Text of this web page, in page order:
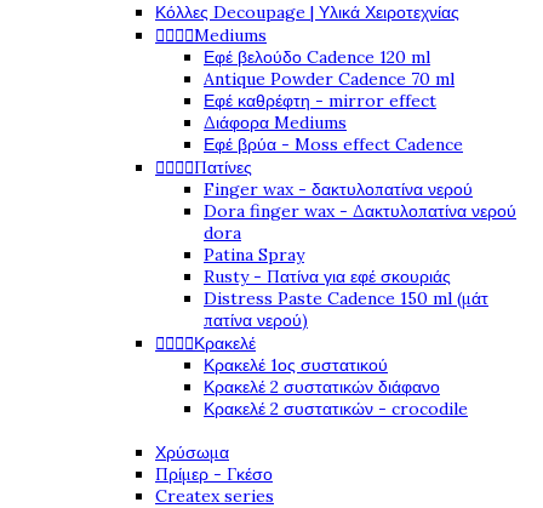
Κόλλες Decoupage | Υλικά Χειροτεχνίας
Mediums
Εφέ βελούδο Cadence 120 ml
Antique Powder Cadence 70 ml
Εφέ καθρέφτη - mirror effect
Διάφορα Mediums
Εφέ βρύα - Moss effect Cadence
Πατίνες
Finger wax - δακτυλοπατίνα νερού
Dora finger wax - Δακτυλοπατίνα νερού
dora
Patina Spray
Rusty - Πατίνα για εφέ σκουριάς
Distress Paste Cadence 150 ml (μάτ
πατίνα νερού)
Κρακελέ
Κρακελέ 1ος συστατικού
Κρακελέ 2 συστατικών διάφανο
Κρακελέ 2 συστατικών - crocodile
Χρύσωμα
Πρίμερ - Γκέσο
Createx series